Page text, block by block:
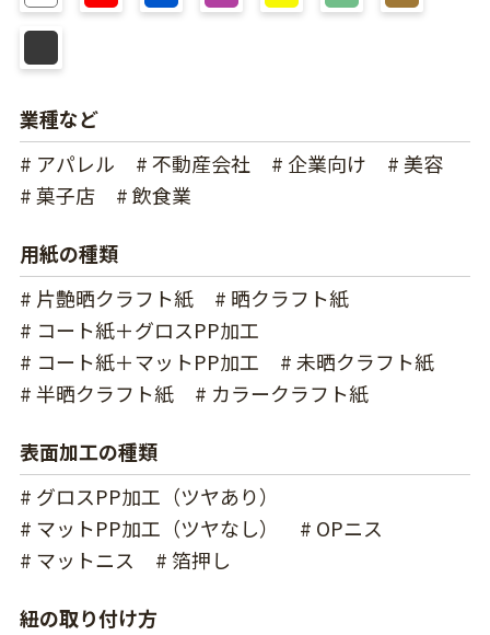
業種など
# アパレル
# 不動産会社 # 企業向け
# 美容
# 菓子店
# 飲食業
用紙の種類
# 片艶晒クラフト紙
# 晒クラフト紙
# コート紙＋グロスPP加工
# コート紙＋マットPP加工
# 未晒クラフト紙
# 半晒クラフト紙
# カラークラフト紙
表面加工の種類
# グロスPP加工（ツヤあり）
# マットPP加工（ツヤなし）
# OPニス
# マットニス
# 箔押し
紐の取り付け方